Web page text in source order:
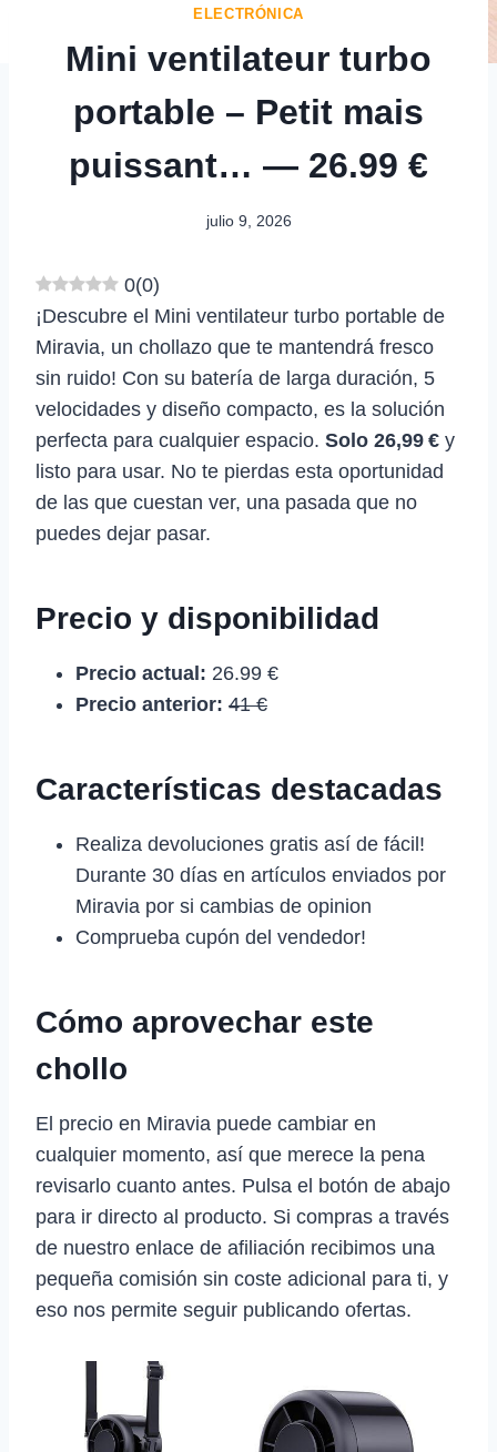
ELECTRÓNICA
Mini ventilateur turbo
portable – Petit mais
puissant… — 26.99 €
julio 9, 2026
0(0)
¡Descubre el Mini ventilateur turbo portable de
Miravia, un chollazo que te mantendrá fresco
sin ruido! Con su batería de larga duración, 5
velocidades y diseño compacto, es la solución
perfecta para cualquier espacio. Solo 26,99 € y
listo para usar. No te pierdas esta oportunidad
de las que cuestan ver, una pasada que no
puedes dejar pasar.
Precio y disponibilidad
Precio actual: 26.99 €
Precio anterior: 41 €
Características destacadas
Realiza devoluciones gratis así de fácil!
Durante 30 días en artículos enviados por
Miravia por si cambias de opinion
Comprueba cupón del vendedor!
Cómo aprovechar este
chollo
El precio en Miravia puede cambiar en
cualquier momento, así que merece la pena
revisarlo cuanto antes. Pulsa el botón de abajo
para ir directo al producto. Si compras a través
de nuestro enlace de afiliación recibimos una
pequeña comisión sin coste adicional para ti, y
eso nos permite seguir publicando ofertas.